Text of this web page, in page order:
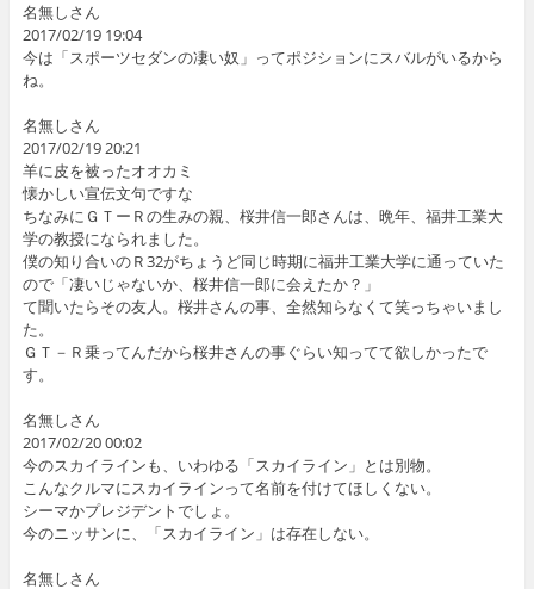
名無しさん
2017/02/19 19:04
今は「スポーツセダンの凄い奴」ってポジションにスバルがいるから
ね。
名無しさん
2017/02/19 20:21
羊に皮を被ったオオカミ
懐かしい宣伝文句ですな
ちなみにＧＴーＲの生みの親、桜井信一郎さんは、晩年、福井工業大
学の教授になられました。
僕の知り合いのＲ32がちょうど同じ時期に福井工業大学に通っていた
ので「凄いじゃないか、桜井信一郎に会えたか？」
て聞いたらその友人。桜井さんの事、全然知らなくて笑っちゃいまし
た。
ＧＴ－Ｒ乗ってんだから桜井さんの事ぐらい知ってて欲しかったで
す。
名無しさん
2017/02/20 00:02
今のスカイラインも、いわゆる「スカイライン」とは別物。
こんなクルマにスカイラインって名前を付けてほしくない。
シーマかプレジデントでしょ。
今のニッサンに、「スカイライン」は存在しない。
名無しさん